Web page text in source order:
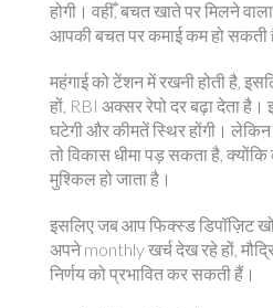
होगी। वहीँ, बचत खाते पर मिलने
आपकी बचत पर कमाई कम हो सकती
महंगाई को टेंशन में रखनी होती है,
हों, RBI अक्सर रेपो दर बढ़ा देता
घटेगी और कीमतें स्थिर होंगी।
तो विकास धीमा पड़ सकता है,
मुश्किल हो जाता है।
इसलिए जब आप फिक्स्ड डिपॉज़िट
अपने monthly खर्च देख रहे हों,
निर्णय को प्रभावित कर सकती हैं।